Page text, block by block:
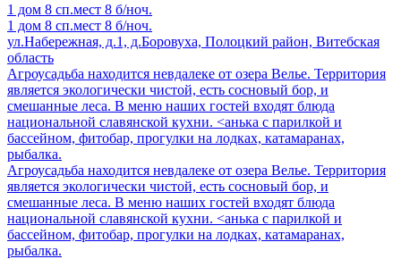
1 дом 8 сп.мест 8 б/ноч.
1 дом 8 сп.мест 8 б/ноч.
ул.Набережная, д.1, д.Боровуха, Полоцкий район, Витебская
область
Агроусадьба находится невдалеке от озера Велье. Территория
является экологически чистой, есть сосновый бор, и
смешанные леса. В меню наших гостей входят блюда
национальной славянской кухни. <анька с парилкой и
бассейном, фитобар, прогулки на лодках, катамаранах,
рыбалка.
Агроусадьба находится невдалеке от озера Велье. Территория
является экологически чистой, есть сосновый бор, и
смешанные леса. В меню наших гостей входят блюда
национальной славянской кухни. <анька с парилкой и
бассейном, фитобар, прогулки на лодках, катамаранах,
рыбалка.